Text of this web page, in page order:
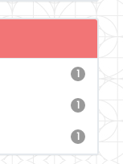
1
1
1